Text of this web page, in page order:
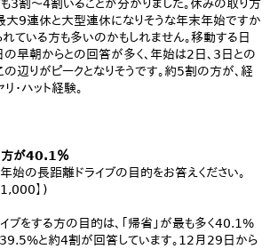
3割～4割いることが分かりました。休みの取り方
大9連休と大型連休になりそうな年末年始ですか
ている方も多いのかもしれません。移動する日
早朝からとの回答が多く、年始は2日、3日との
辺りがピークとなりそうです。約5割の方が、経
・ハット経験。
方が40.1％
の長距離ドライブの目的をお答えください。
】)
ブをする方の目的は、「帰省」が最も多く40.1%
39.5%と約4割が回答しています。12月29日から